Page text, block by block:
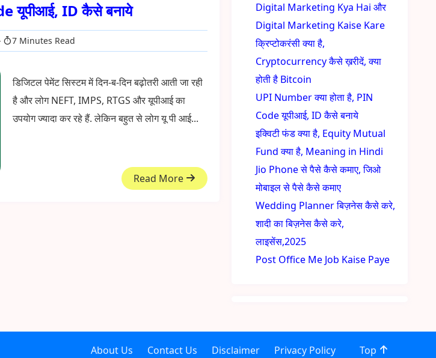
यूपीआई, ID कैसे बनाये
7 Minutes Read
डिजिटल पेमेंट सिस्टम में दिन-ब-दिन बढ़ोतरी आती जा रही
है और लोग NEFT, IMPS, RTGS और यूपीआई का
उपयोग ज्यादा कर रहे हैं. लेकिन बहुत से लोग यू पी आई...
Read More
Digital Marketing Kya Hai और
Digital Marketing Kaise Kare
क्रिप्टोकरंसी क्या है,
Cryptocurrency कैसे ख़रीदें, क्या
होती है Bitcoin
UPI Number क्या होता है, PIN
Code यूपीआई, ID कैसे बनाये
इक्विटी फंड क्या है, Equity Mutual
Fund क्या है, Meaning in Hindi
Jio Phone से पैसे कैसे कमाए, जिओ
मोबाइल से पैसे कैसे कमाए
Wedding Planner बिज़नेस कैसे करे,
शादी का बिज़नेस कैसे करे,
लाइसेंस,2025
Post Office Me Job Kaise Paye
About Us Contact Us Disclaimer Privacy Policy Top